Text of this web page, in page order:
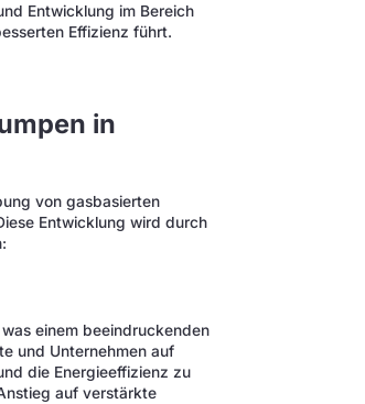
Entwicklung im Bereich
Effizienz führt.
in
von gasbasierten
Entwicklung wird durch
einem beeindruckenden
und Unternehmen auf
die Energieeffizienz zu
auf verstärkte